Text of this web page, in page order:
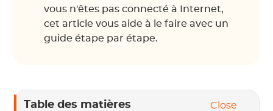
vous n'êtes pas connecté à Internet,
cet article vous aide à le faire avec un
guide étape par étape.
Table des matières Close